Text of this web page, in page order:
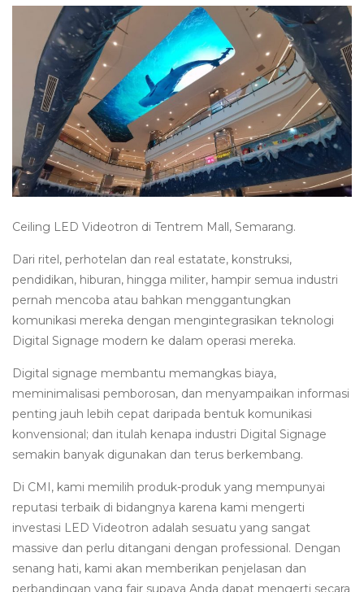
Ceiling LED Videotron di Tentrem Mall, Semarang.
Dari ritel, perhotelan dan real estatate, konstruksi,
pendidikan, hiburan, hingga militer, hampir semua industri
pernah mencoba atau bahkan menggantungkan
komunikasi mereka dengan mengintegrasikan teknologi
Digital Signage modern ke dalam operasi mereka.
Digital signage membantu memangkas biaya,
meminimalisasi pemborosan, dan menyampaikan informasi
penting jauh lebih cepat daripada bentuk komunikasi
konvensional; dan itulah kenapa industri Digital Signage
semakin banyak digunakan dan terus berkembang.
Di CMI, kami memilih produk-produk yang mempunyai
reputasi terbaik di bidangnya karena kami mengerti
investasi LED Videotron adalah sesuatu yang sangat
massive dan perlu ditangani dengan professional. Dengan
senang hati, kami akan memberikan penjelasan dan
perbandingan yang fair supaya Anda dapat mengerti secara